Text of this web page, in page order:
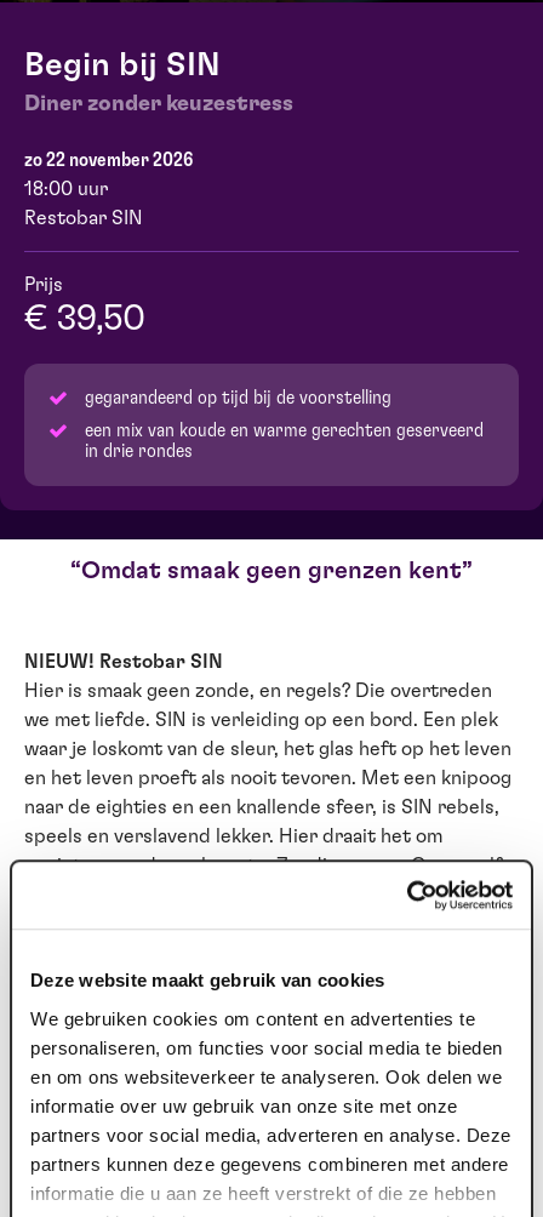
Deze website maakt gebruik van cookies
We gebruiken cookies om content en advertenties te
personaliseren, om functies voor social media te bieden
en om ons websiteverkeer te analyseren. Ook delen we
informatie over uw gebruik van onze site met onze
partners voor social media, adverteren en analyse. Deze
partners kunnen deze gegevens combineren met andere
informatie die u aan ze heeft verstrekt of die ze hebben
Begin bij SIN
Diner zonder keuzestress
zo 22 november 2026
18:00 uur
Restobar SIN
Prijs
€ 39,50
gegarandeerd op tijd bij de voorstelling
een mix van koude en warme gerechten geserveerd
in drie rondes
Omdat smaak geen grenzen kent
NIEUW! Restobar SIN
Hier is smaak geen zonde, en regels? Die overtreden
we met liefde. SIN is verleiding op een bord. Een plek
waar je loskomt van de sleur, het glas heft op het leven
en het leven proeft als nooit tevoren. Met een knipoog
naar de eighties en een knallende sfeer, is SIN rebels,
speels en verslavend lekker. Hier draait het om
genieten, zonder schaamte. Zondigen mag. Graag zelfs.
Begin bij SIN
show (of juist erna) schuif je bij SIN aan voor een tafel
vol gerechten om te delen. Een diner zonder
keuzestress dus. Spannend, verrassend en vooral veel
te lekker om voor jezelf te houden.
Geen brave driegangen, maar een parade van smaken
waar je samen doorheen mag zondigen. Begin bij SIN is
een mix van koude en warme gerechten om te delen.